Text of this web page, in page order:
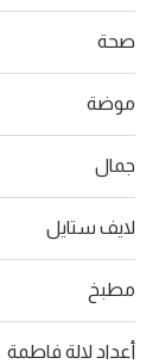
صحة
موضة
جمال
لايف ستايل
مطبخ
أعداد لالة فاطمة